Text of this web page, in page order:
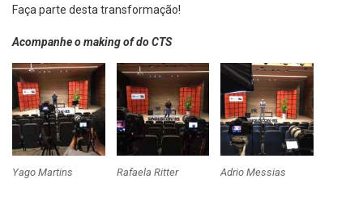
Faça parte desta transformação!
Acompanhe o making of do CTS
Yago Martins Rafaela Ritter Adrio Messias